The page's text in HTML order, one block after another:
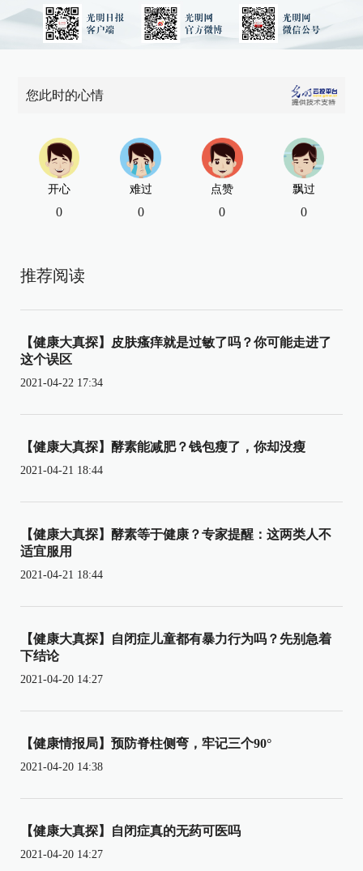
您此时的心情
开心
0
难过
0
点赞
0
飘过
0
推荐阅读
【健康大真探】皮肤瘙痒就是过敏了吗？你可能走进了
这个误区
2021-04-22 17:34
【健康大真探】酵素能减肥？钱包瘦了，你却没瘦
2021-04-21 18:44
【健康大真探】酵素等于健康？专家提醒：这两类人不
适宜服用
2021-04-21 18:44
【健康大真探】自闭症儿童都有暴力行为吗？先别急着
下结论
2021-04-20 14:27
【健康情报局】预防脊柱侧弯，牢记三个90°
2021-04-20 14:38
【健康大真探】自闭症真的无药可医吗
2021-04-20 14:27